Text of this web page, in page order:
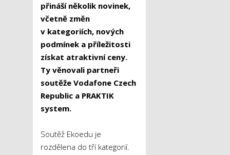
přináší několik novinek,
včetně změn
v kategoriích, nových
podmínek a příležitosti
získat atraktivní ceny.
Ty věnovali partneři
soutěže Vodafone Czech
Republic a PRAKTIK
system.
Soutěž Ekoedu je
rozdělena do tří kategorií.